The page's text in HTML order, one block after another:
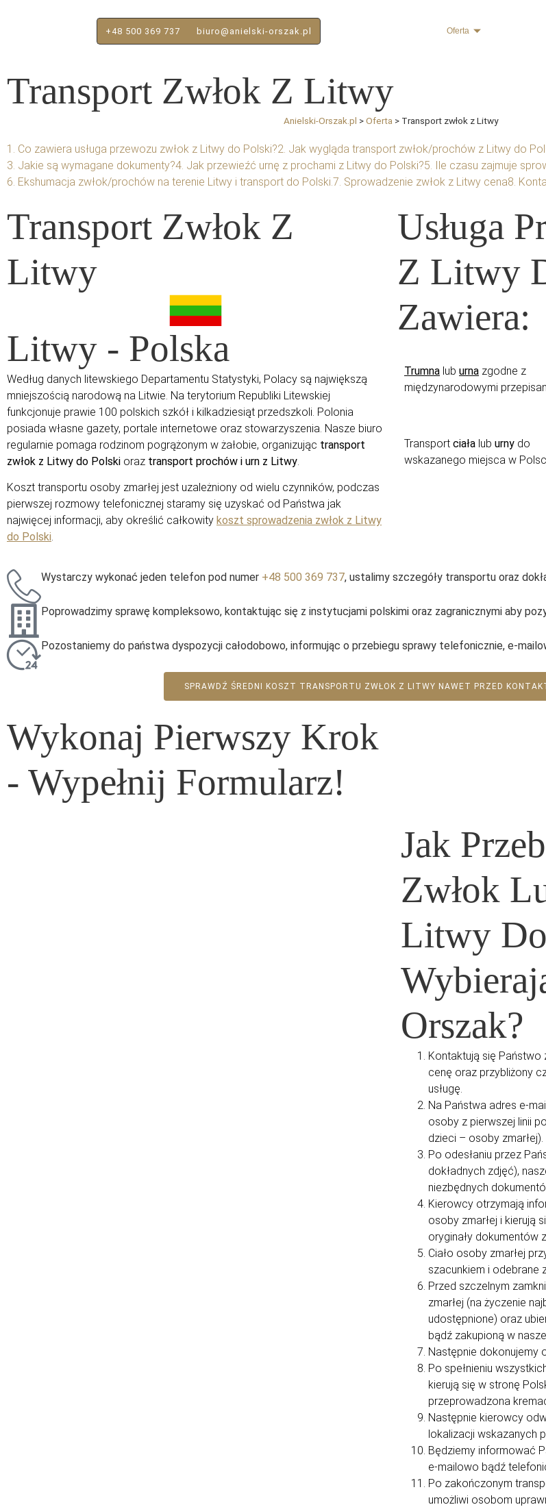
+48 500 369 737 biuro@anielski-orszak.pl Oferta
Transport Zwłok Z Litwy
Anielski-Orszak.pl >Oferta > Transport zwłok z Litwy
1. Co zawiera usługa przewozu zwłok z Litwy do Polski?2. Jak wygląda transport zwłok/prochów z Litwy do
3. Jakie są wymagane dokumenty?4. Jak przewieźć urnę z prochami z Litwy do Polski?5. Ile czasu zajmuje
6. Ekshumacja zwłok/prochów na terenie Litwy i transport do Polski.7. Sprowadzenie zwłok z Litwy cena8.
Transport Zwłok Z
Litwy
Litwy - Polska
Według danych litewskiego Departamentu Statystyki, Polacy są największą
mniejszością narodową na Litwie. Na terytorium Republiki Litewskiej
funkcjonuje prawie 100 polskich szkół i kilkadziesiąt przedszkoli. Polonia
posiada własne gazety, portale internetowe oraz stowarzyszenia. Nasze biuro
regularnie pomaga rodzinom pogrążonym w żałobie, organizując transport
zwłok z Litwy do Polski oraz transport prochów i urn z Litwy.
Koszt transportu osoby zmarłej jest uzależniony od wielu czynników, podczas
pierwszej rozmowy telefonicznej staramy się uzyskać od Państwa jak
najwięcej informacji, aby określić całkowity koszt sprowadzenia zwłok z Litwy
do Polski.
Usługa
Z Litwy
Zawiera:
Trumna lub urna zgodne z
międzynarodowymi
Transport ciała lub urny do
wskazanego miejsca w
Wystarczy wykonać jeden telefon pod numer +48 500 369 737, ustalimy szczegóły transportu oraz
Poprowadzimy sprawę kompleksowo, kontaktując się z instytucjami polskimi oraz zagranicznymi aby
Pozostaniemy do państwa dyspozycji całodobowo, informując o przebiegu sprawy telefonicznie, e-
SPRAWDŹ ŚREDNI KOSZT TRANSPORTU ZWŁOK Z LITWY NAWET PRZED
Wykonaj Pierwszy Krok
- Wypełnij Formularz!
Jak
Zwłok
Litwy
Orszak?
Kontaktują się Państwo
cenę oraz przybliżony
usługę.
Na Państwa adres e-
osoby z pierwszej linii
dzieci – osoby zmarłej).
Po odesłaniu przez
dokładnych zdjęć),
niezbędnych
Kierowcy otrzymają
osoby zmarłej i kierują
oryginały dokumentów
Ciało osoby zmarłej
szacunkiem i odebrane
Przed szczelnym
zmarłej (na życzenie
udostępnione) oraz
bądź zakupioną w
Następnie dokonujemy
Po spełnieniu
kierują się w stronę
przeprowadzona
Następnie kierowcy
lokalizacji wskazanych
Będziemy informować
e-mailowo bądź
Po zakończonym
umożliwi osobom